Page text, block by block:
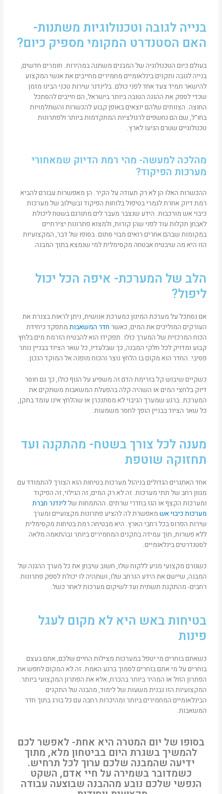
בנייה לגובה וטכנולוגיות משתנות-
האם הסטנדרט המקומי מספיק כיום?
בעולם כיום הטכנולוגיה של המבנים משתנה במהירות. חומרים חדשים,
בנייה לגובה ותקנים בינלאומיים מחמירים מחייבים את אנשי המקצוע
להישאר תמיד צעד אחד לפני כולם. בלינדנר שירות טכני הבינו מזמן
שכדי לספק את ההגנה הטובה ביותר בישראל, הם חייבים להסתכל
החוצה. הצוותים שלהם יוצאים באופן קבוע להכשרות והשתלמויות
בחו"ל, שם הם נחשפים לרגולציות המתקדמות ביותר ולפתרונות
טכנולוגיים שטרם הגיעו לארץ.
מהלכה למעשה- מהי רמת הדיוק שמאחורי
מערכות הפיקוד?
ההכשרות האלו הן לא רק תעודה על הקיר. הן מאפשרות עבורם להביא
רמת דיוק אחרת לגמרי בטיפול בלוחות הפיקוד ובשילוב של מערכות
כיבוי אש מורכבות. הידע שנצבר מעבר לים מתורגם בשטח ליכולת
לאבחן תקלות עוד לפני שהן קורות, ולמצוא פתרונות יצירתיים
במקומות שבהם אחרים רואים מבוי סתום. בסופו של דבר, המקצועיות
הזו היא מה שיבטיח אבטחה מקסימלית למי שנמצא בתוך המבנה.
הלב של המערכת- איפה הכל יכול
ליפול?
אם נסתכל על מערכת המיגון כמערכת אנושית, ניתן לראות בצנרת את
העורקים המוליכים את המים, כאשר חדר המשאבות מתפקד כיחידת
הכוח המרכזית של המערך כולו. תפקידו הוא להבטיח הזרמת מים בלחץ
קבוע ומדויק לכל חלקי המבנה, כך שבלעדיו, כל שאר הציוד בבניין נותר
פסיבי. החדר הוא מקום בו הלחץ נוצר והכוח מופנה אל המוקד הנכון.
כשקיים שיבוש קל בזרימת הדם זה משפיע על הגוף כולו, כך גם חוסר
דיוק בלחצי המים או השהיה קלה בהפעלת המשאבות משתקים את
המערכת. ברגע שמערך הגיבוי לא מסתנכרן או שהלחץ אינו עומד בתקן,
כל שאר הציוד בבניין הופך לחסר משמעות.
מענה לכל צורך בשטח- מהתקנה ועד
תחזוקה שוטפת
אחד האתגרים הגדולים בניהול מערכות בטיחות הוא הצורך להתמודד עם
מגוון רחב של תתי מערכות. זה לא רק המים, זה הגילוי, זה הפיקוד
ומערכות הקצף או הגז בחדרי שרתים. ההתמחות שללינדנר חברת
מערכות כיבוי אש מאפשרת לה להציע פתרונות מקצועיים ומערך
שירות הפרוס בכל רחבי הארץ. היא מבטיחה רמת בטיחות מקסימלית
ללא פשרות, תוך עמידה בתקנים המחמירים ביותר ובהתאמה מלאה
לסטנדרטים בינלאומיים.
כשגורם מקצועי מגיע ללקוח שלו, חשוב שיבחן את כל מערך ההגנה של
המבנה, שיישם את הידע הנרחב שלו, ושתהיה לו יכולת לספק פתרונות
רחבים- מהתקנת תשתית ועד לשיקום מערכות לאחר כשל.
בטיחות באש היא לא מקום לעגל
פינות
כשאתם בוחרים מי יטפל במערכות מצילות החיים שלכם, אתם בעצם
בוחרים על מי אתם בוחרים לסמוך ברגע האמת. זה לא המקום לחפש את
הפתרון הזול או המהיר ביותר בהכרח, אלא את הפתרון המקצועי ביותר.
המקצועיות הזו נבנית משעות של לימוד, מהבנה של התקנים
הבינלאומיים המחמירים ביותר ומהיכרות רחבה עם כל בורג בתוך חדר
המשאבות.
בסופו של יום המטרה היא אחת- לאפשר לכם
להמשיך בשגרת היום בביטחון מלא, מתוך
ידיעה שהמבנה שלכם ערוך לכל תרחיש.
כשמדובר בשמירה על חיי אדם, השקט
הנפשי שלכם נובע מההבנה שבוצעה עבודה